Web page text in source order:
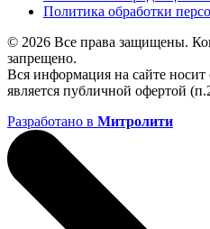
Политика обработки
© 2026 Все права защищены.
запрещено.
Вся информация на сайте
является публичной офертой
Разработано в Митролити